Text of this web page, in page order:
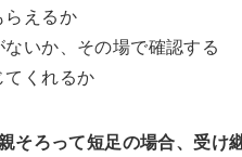
らえるか
いか、その場で確認する
くれるか
そろって短足の場合、受け